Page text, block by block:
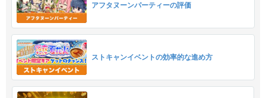
アフタヌーンパーティーの評価
ストキャンイベントの効率的な進め方